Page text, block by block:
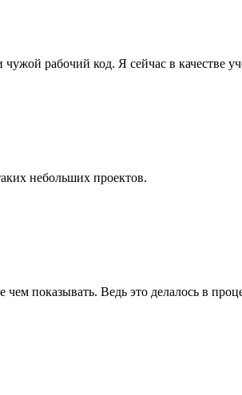
рабочий код. Я сейчас в качестве
небольших проектов.
показывать. Ведь это делалось в